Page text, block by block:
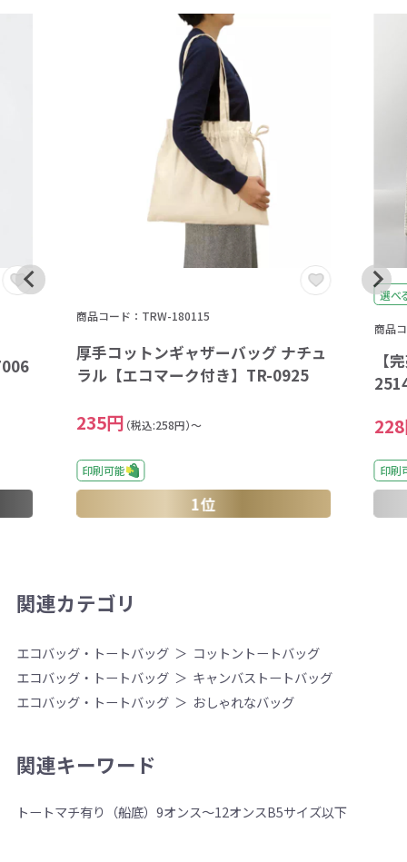
商品コード：TRW-180115
厚手コットンギャザーバッグ ナチュ
ラル【エコマーク付き】TR-0925
235円 （税込:258円）～
印刷可能
1位
選べ
商品
【
印刷
関連カテゴリ
エコバッグ・トートバッグ
コットントートバッグ
エコバッグ・トートバッグ
キャンバストートバッグ
エコバッグ・トートバッグ
おしゃれなバッグ
関連キーワード
トートマチ有り（船底） 9オンス～12オンスB5サイズ以下